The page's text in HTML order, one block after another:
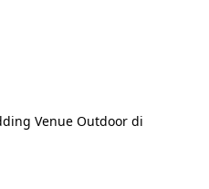
Venue Outdoor di